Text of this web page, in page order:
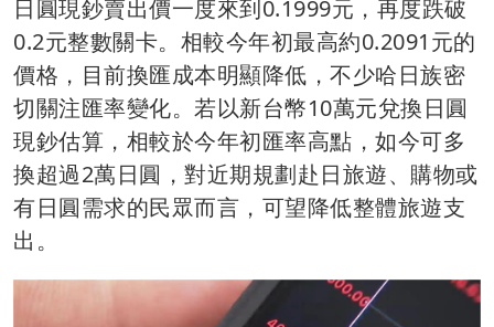
日圓現鈔賣出價一度來到0.1999元，再度跌破
0.2元整數關卡。相較今年初最高約0.2091元的
價格，目前換匯成本明顯降低，不少哈日族密
切關注匯率變化。若以新台幣10萬元兌換日圓
現鈔估算，相較於今年初匯率高點，如今可多
換超過2萬日圓，對近期規劃赴日旅遊、購物或
有日圓需求的民眾而言，可望降低整體旅遊支
出。